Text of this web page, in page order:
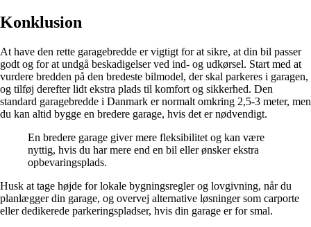
Konklusion
At have den rette garagebredde er vigtigt for at sikre, at din bil passer
godt og for at undgå beskadigelser ved ind- og udkørsel. Start med at
vurdere bredden på den bredeste bilmodel, der skal parkeres i garagen,
og tilføj derefter lidt ekstra plads til komfort og sikkerhed. Den
standard garagebredde i Danmark er normalt omkring 2,5-3 meter, men
du kan altid bygge en bredere garage, hvis det er nødvendigt.
En bredere garage giver mere fleksibilitet og kan være
nyttig, hvis du har mere end en bil eller ønsker ekstra
opbevaringsplads.
Husk at tage højde for lokale bygningsregler og lovgivning, når du
planlægger din garage, og overvej alternative løsninger som carporte
eller dedikerede parkeringspladser, hvis din garage er for smal.